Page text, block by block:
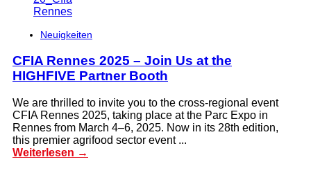
Neuigkeiten
CFIA Rennes 2025 – Join Us at the
HIGHFIVE Partner Booth
We are thrilled to invite you to the cross-regional event
CFIA Rennes 2025, taking place at the Parc Expo in
Rennes from March 4–6, 2025. Now in its 28th edition,
this premier agrifood sector event ...
Weiterlesen →